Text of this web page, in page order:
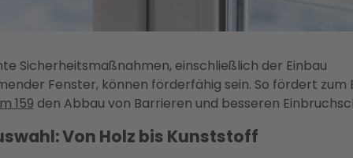
Sicherheitsmaßnahmen, einschließlich der Einbau
Fenster, können förderfähig sein. So fördert zum
159 den Abbau von Barrieren und besseren
Von Holz bis Kunststoff